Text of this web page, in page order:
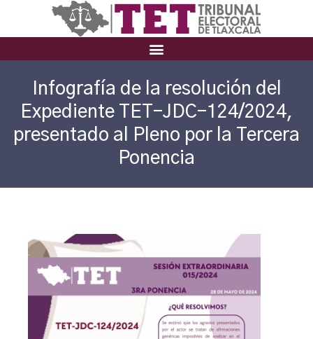
Infografía de la resolución del
Expediente TET-JDC-124/2024,
presentado al Pleno por la Tercera
Ponencia